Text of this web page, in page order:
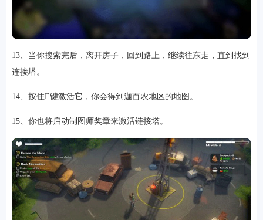
13、当你搜索完后，离开房子，回到路上，继续往东走，直到找到
连接塔。
14、按住E键激活它，你会得到迦百农地区的地图。
15、你也将启动制图师奖章来激活链接塔。